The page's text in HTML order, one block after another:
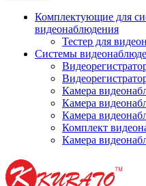
Комплектующие для
видеонаблюдения
Тестер для
Системы
Камера
Камера
Камера
Комплект
Камера